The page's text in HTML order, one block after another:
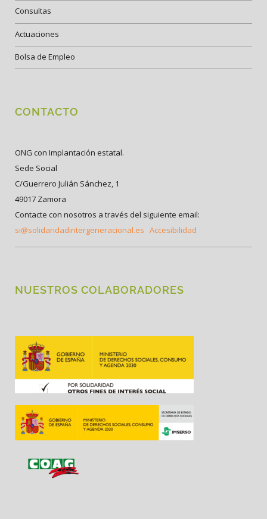
Consultas
Actuaciones
Bolsa de Empleo
CONTACTO
ONG con Implantación estatal.
Sede Social
C/Guerrero Julián Sánchez, 1
49017 Zamora
Contacte con nosotros a través del siguiente email:
si@solidaridadintergeneracional.es Accesibilidad
NUESTROS COLABORADORES